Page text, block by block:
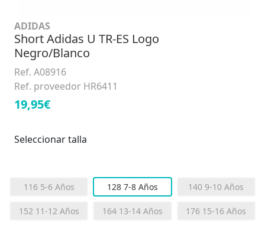
ADIDAS
Short Adidas U TR-ES Logo
Negro/Blanco
Ref. A08916
Ref. proveedor HR6411
19,95€
Seleccionar talla
116 5-6 Años 128 7-8 Años 140 9-10 Años
152 11-12 Años 164 13-14 Años 176 15-16 Años